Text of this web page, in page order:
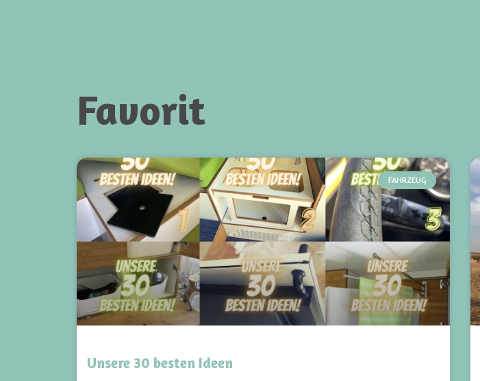
Favorit
FAHRZEUG
Unsere 30 besten Ideen